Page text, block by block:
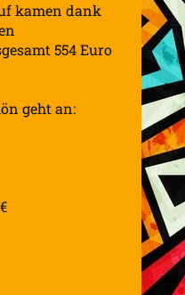
kamen dank
554 Euro
geht an: